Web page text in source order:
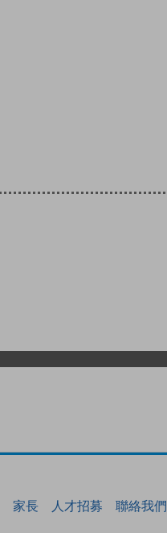
家長 人才招募 聯絡我們